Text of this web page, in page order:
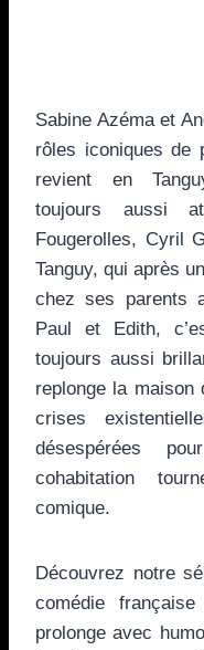
Sabine Azéma et
rôles iconiques de
revient en
toujours aussi
Fougerolles, Cyril
Tanguy, qui après
chez ses parents
Paul et Edith,
toujours aussi
replonge la maison
crises
désespérées
cohabitation
comique.
Découvrez notre
comédie
prolonge avec